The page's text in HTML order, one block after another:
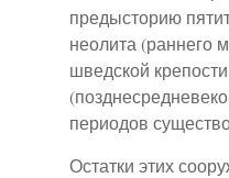
предысторию
неолита (раннего
шведской
периодов
Остатки этих